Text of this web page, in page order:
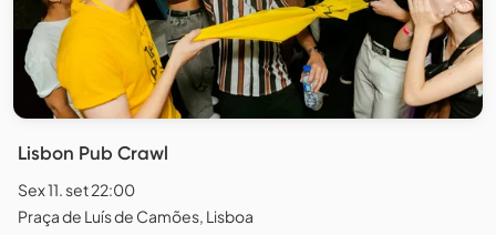
Lisbon Pub Crawl
Sex 11. set 22:00
Praça de Luís de Camões, Lisboa